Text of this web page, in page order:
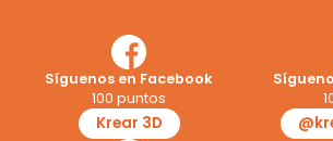
Síguenos en Facebook
100 puntos
Krear 3D